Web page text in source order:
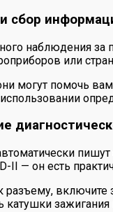
сбор
наблюдения
или
могут помочь вам
II — он есть
разъему,
катушки